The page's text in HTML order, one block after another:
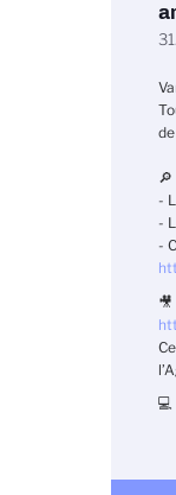
-
-
-